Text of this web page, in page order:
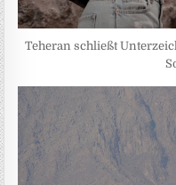
Teheran schließt